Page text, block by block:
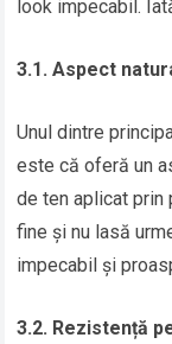
look impecabil.
3.1. Aspect
Unul dintre
este că oferă un
de ten aplicat prin
fine și nu lasă
impecabil și
3.2. Rezistență